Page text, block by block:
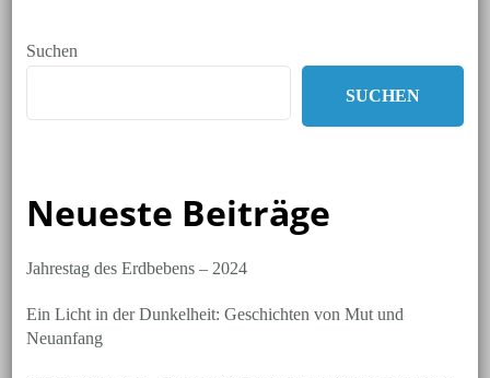
Suchen
SUCHEN
Neueste Beiträge
Jahrestag des Erdbebens – 2024
Ein Licht in der Dunkelheit: Geschichten von Mut und
Neuanfang